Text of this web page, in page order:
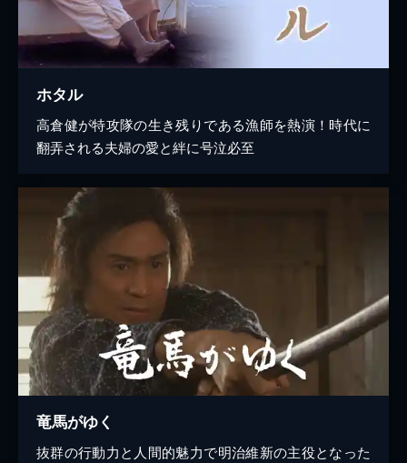
ホタル
高倉健が特攻隊の生き残りである漁師を熱演！時代に
翻弄される夫婦の愛と絆に号泣必至
竜馬がゆく
抜群の行動力と人間的魅力で明治維新の主役となった